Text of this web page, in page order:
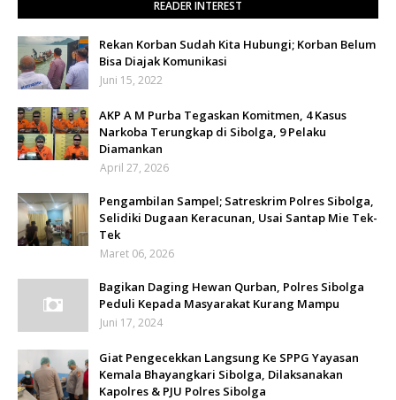
READER INTEREST
Rekan Korban Sudah Kita Hubungi; Korban Belum
Bisa Diajak Komunikasi
Juni 15, 2022
AKP A M Purba Tegaskan Komitmen, 4 Kasus
Narkoba Terungkap di Sibolga, 9 Pelaku
Diamankan
April 27, 2026
Pengambilan Sampel; Satreskrim Polres Sibolga,
Selidiki Dugaan Keracunan, Usai Santap Mie Tek-
Tek
Maret 06, 2026
Bagikan Daging Hewan Qurban, Polres Sibolga
Peduli Kepada Masyarakat Kurang Mampu
Juni 17, 2024
Giat Pengecekkan Langsung Ke SPPG Yayasan
Kemala Bhayangkari Sibolga, Dilaksanakan
Kapolres & PJU Polres Sibolga